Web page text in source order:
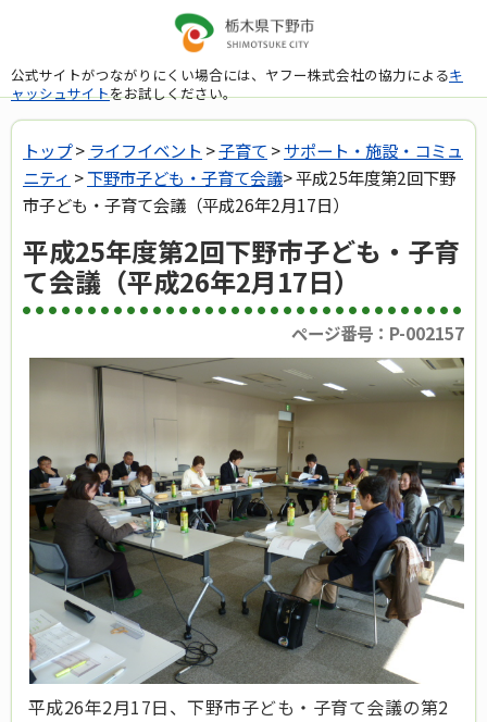
公式サイトがつながりにくい場合には、ヤフー株式会社の協力によるキ
ャッシュサイトをお試しください。
トップ> ライフイベント >子育て >サポート・施設・コミュ
ニティ >下野市子ども・子育て会議> 平成25年度第2回下野
市子ども・子育て会議（平成26年2月17日）
平成25年度第2回下野市子ども・子育
て会議（平成26年2月17日）
ページ番号：P-002157
平成26年2月17日、下野市子ども・子育て会議の第2